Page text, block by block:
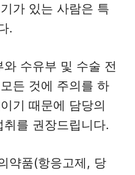
가 있는 사람은 특
.
수유부 및 수술 전
든 것에 주의를 하
기 때문에 담당의
를 권장드립니다.
약품(항응고제, 당